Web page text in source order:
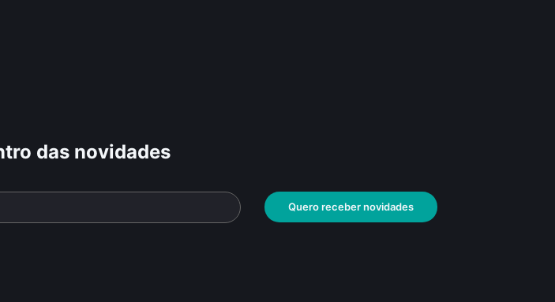
das novidades
Quero receber novidades